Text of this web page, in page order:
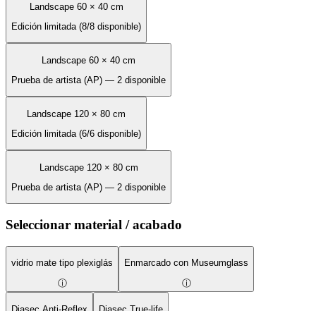
Landscape 60 × 40 cm
Edición limitada (8/8 disponible)
Landscape 60 × 40 cm
Prueba de artista (AP) — 2 disponible
Landscape 120 × 80 cm
Edición limitada (6/6 disponible)
Landscape 120 × 80 cm
Prueba de artista (AP) — 2 disponible
Seleccionar material / acabado
vidrio mate tipo plexiglás
ⓘ
Enmarcado con Museumglass
ⓘ